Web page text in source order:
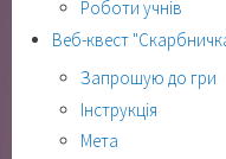
Роботи учнів
Веб-квест
Запрошую до гри
Інструкція
Мета